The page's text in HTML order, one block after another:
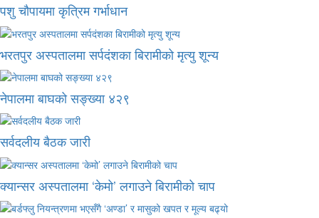
पशु चौपायमा कृत्रिम गर्भाधान
भरतपुर अस्पतालमा सर्पदंशका बिरामीको मृत्यु शून्य
नेपालमा बाघको सङ्ख्या ४२९
सर्वदलीय बैठक जारी
क्यान्सर अस्पतालमा ‘केमो’ लगाउने बिरामीको चाप